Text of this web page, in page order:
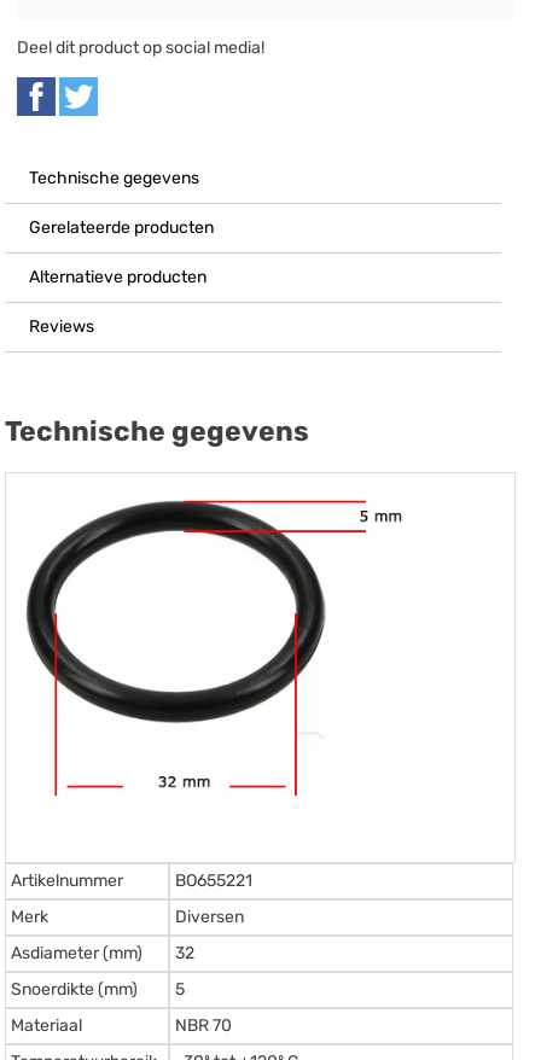
Deel dit product op social media!
Technische gegevens
Gerelateerde producten
Alternatieve producten
Reviews
Technische gegevens
Artikelnummer
BO655221
Merk
Diversen
Asdiameter (mm)
32
Snoerdikte (mm)
5
Materiaal
NBR 70